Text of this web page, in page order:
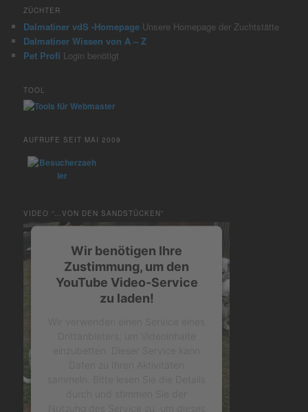
ZÜCHTER
Dalmatiner vdS -Homepage Unsere Homepage der Zuchtstätte
Dalmatiner Wissen von A – Z
Pet Profi Login benötigt
TOOL
AUFRUFE SEIT MAI 2009
VIDEO “…VON DEN SANDSTÜCKEN”
Wir benötigen Ihre
Zustimmung, um den
YouTube Video-Service
zu laden!